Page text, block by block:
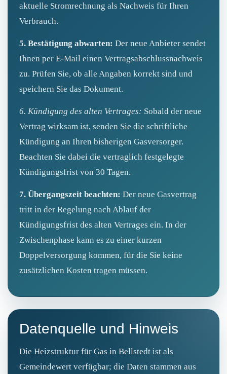
aktuelle Stromrechnung als Nachweis für Ihren
Verbrauch.
5. Bestätigung abwarten: Der neue Anbieter sendet
Ihnen per E‑Mail einen Vertragsabschlussnachweis
zu. Prüfen Sie, ob alle Angaben korrekt sind und
speichern Sie das Dokument.
6. Kündigung des alten Vertrages: Sobald der neue
Vertrag wirksam ist, senden Sie die schriftliche
Kündigung an Ihren bisherigen Gasversorger.
Beachten Sie dabei die vertraglich festgelegte
Kündigungsfrist von 30 Tagen.
7. Übergangszeit beachten: Der neue Gasvertrag
tritt in der Regelung nach Ablauf der
Kündigungsfrist des alten Vertrages ein. In der
Zwischenphase kann es zu einer kurzen
Doppelversorgung kommen, für die Sie keine
zusätzlichen Kosten tragen müssen.
Datenquelle und Hinweis
Die Heizstruktur für Gas in Bellstedt ist als
Gemeindewert verfügbar; die Daten stammen aus